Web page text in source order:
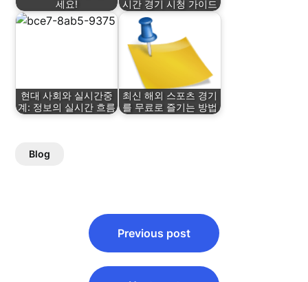
세요!
시간 경기 시청 가이드
현대 사회와 실시간중
계: 정보의 실시간 흐름
최신 해외 스포츠 경기
를 무료로 즐기는 방법
Blog
navigation
Previous post